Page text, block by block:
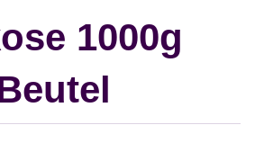
1000g